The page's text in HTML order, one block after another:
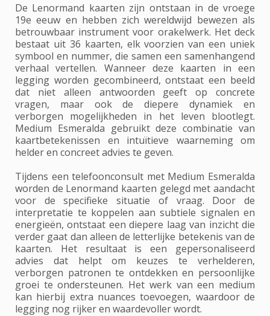
De Lenormand kaarten zijn ontstaan in de vroege
19e eeuw en hebben zich wereldwijd bewezen als
betrouwbaar instrument voor orakelwerk. Het deck
bestaat uit 36 kaarten, elk voorzien van een uniek
symbool en nummer, die samen een samenhangend
verhaal vertellen. Wanneer deze kaarten in een
legging worden gecombineerd, ontstaat een beeld
dat niet alleen antwoorden geeft op concrete
vragen, maar ook de diepere dynamiek en
verborgen mogelijkheden in het leven blootlegt.
Medium Esmeralda gebruikt deze combinatie van
kaartbetekenissen en intuïtieve waarneming om
helder en concreet advies te geven.
Tijdens een telefoonconsult met Medium Esmeralda
worden de Lenormand kaarten gelegd met aandacht
voor de specifieke situatie of vraag. Door de
interpretatie te koppelen aan subtiele signalen en
energieën, ontstaat een diepere laag van inzicht die
verder gaat dan alleen de letterlijke betekenis van de
kaarten. Het resultaat is een gepersonaliseerd
advies dat helpt om keuzes te verhelderen,
verborgen patronen te ontdekken en persoonlijke
groei te ondersteunen. Het werk van een medium
kan hierbij extra nuances toevoegen, waardoor de
legging nog rijker en waardevoller wordt.